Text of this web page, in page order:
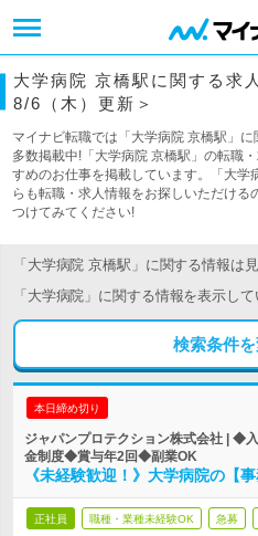
大学病院 京橋駅に関する求
8/6（木）更新＞
マイナビ転職では「大学病院 京橋駅」
多数掲載中!「大学病院 京橋駅」の転職
すめのお仕事を掲載しています。「大学
らも転職・求人情報をお探しいただけ
つけてみてください!
「大学病院 京橋駅」に関する情報は
「大学病院」に関する情報を表示して
検索条件
本日締め切り
ジャパンプロテクション株式会社 | ◆
金制度◆賞与年2回◆副業OK
《未経験歓迎！》大学病院の
正社員 職種・業種未経験OK 急募